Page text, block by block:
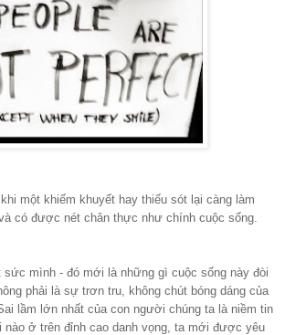
một khiếm khuyết hay thiếu sót lại càng làm
có được nét chân thực như chính cuộc sống.
sức mình - đó mới là những gì cuộc sống này đòi
phải là sự trơn tru, không chút bóng dáng của
lầm lớn nhất của con người chúng ta là niềm tin
nào ở trên đỉnh cao danh vọng, ta mới được yêu